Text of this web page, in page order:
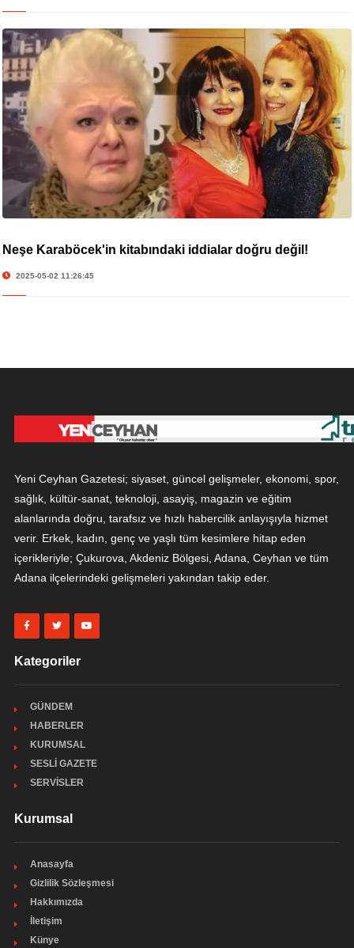
Neşe Karaböcek'in kitabındaki iddialar doğru değil!
2025-05-02 11:26:45
Yeni Ceyhan Gazetesi; siyaset, güncel gelişmeler, ekonomi, spor,
sağlık, kültür-sanat, teknoloji, asayiş, magazin ve eğitim
alanlarında doğru, tarafsız ve hızlı habercilik anlayışıyla hizmet
verir. Erkek, kadın, genç ve yaşlı tüm kesimlere hitap eden
içerikleriyle; Çukurova, Akdeniz Bölgesi, Adana, Ceyhan ve tüm
Adana ilçelerindeki gelişmeleri yakından takip eder.
Kategoriler
GÜNDEM
HABERLER
KURUMSAL
SESLİ GAZETE
SERVİSLER
Kurumsal
Anasayfa
Gizlilik Sözleşmesi
Hakkımızda
İletişim
Künye